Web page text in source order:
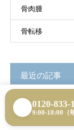
骨肉腫
骨転移
最近の記事
0120-833-
9:00-18:00（